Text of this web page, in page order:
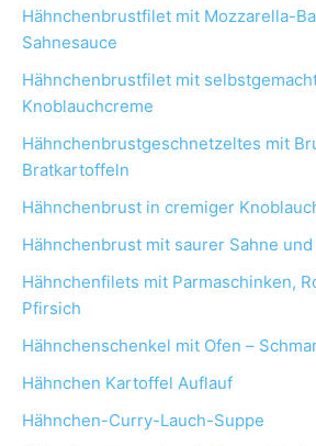
Hähnchenbrustfilet mit Mozzarella-
Sahnesauce
Hähnchenbrustfilet mit
Knoblauchcreme
Hähnchenbrustgeschnetzeltes mit
Bratkartoffeln
Hähnchenbrust in cremiger
Hähnchenbrust mit saurer Sahne und
Hähnchenfilets mit Parmaschinken,
Pfirsich
Hähnchenschenkel mit Ofen –
Hähnchen Kartoffel Auflauf
Hähnchen-Curry-Lauch-Suppe